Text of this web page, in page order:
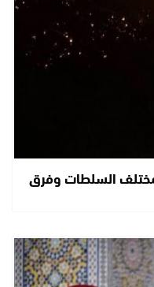
السلطات وفرق